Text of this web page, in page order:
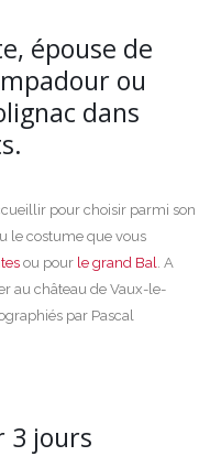
épouse de
ou
dans
pour choisir parmi son
le costume que vous
ou pour le grand Bal
. A
au château de Vaux-le-
par Pascal
3 jours